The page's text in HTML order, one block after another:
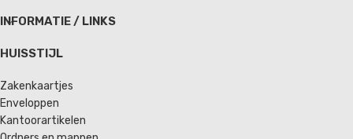
INFORMATIE / LINKS
HUISSTIJL
Zakenkaartjes
Enveloppen
Kantoorartikelen